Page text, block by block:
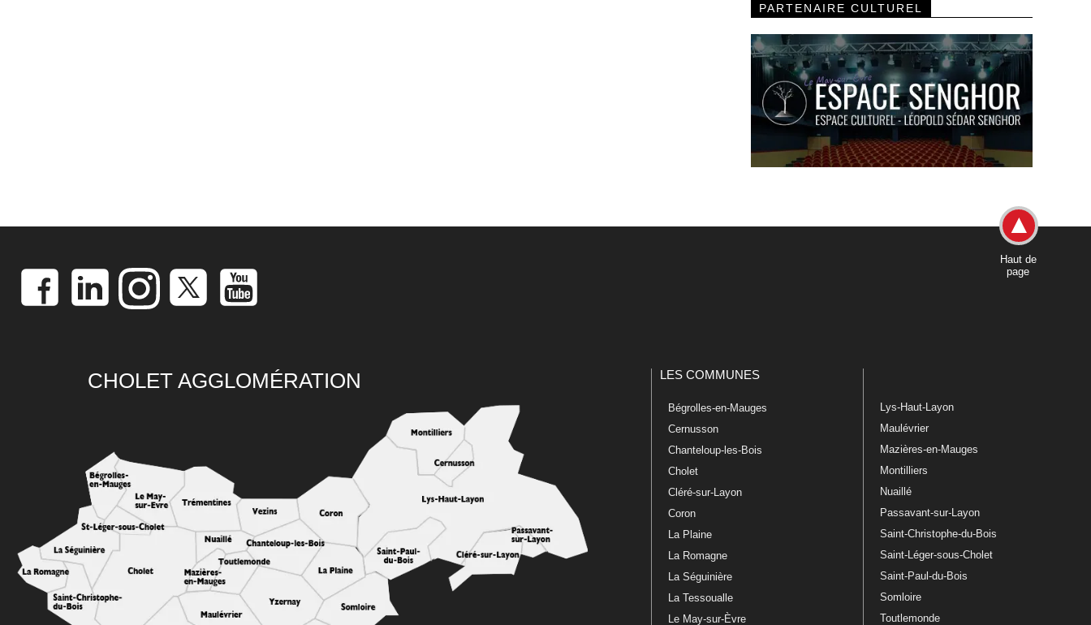
PARTENAIRE CULTUREL
Haut de
page
CHOLET AGGLOMÉRATION LES COMMUNES
Bégrolles-en-Mauges
Cernusson
Chanteloup-les-Bois
Cholet
Cléré-sur-Layon
Coron
La Plaine
La Romagne
La Séguinière
La Tessoualle
Le May-sur-Èvre
Lys-Haut-Layon
Maulévrier
Mazières-en-Mauges
Montilliers
Nuaillé
Passavant-sur-Layon
Saint-Christophe-du-Bois
Saint-Léger-sous-Cholet
Saint-Paul-du-Bois
Somloire
Toutlemonde